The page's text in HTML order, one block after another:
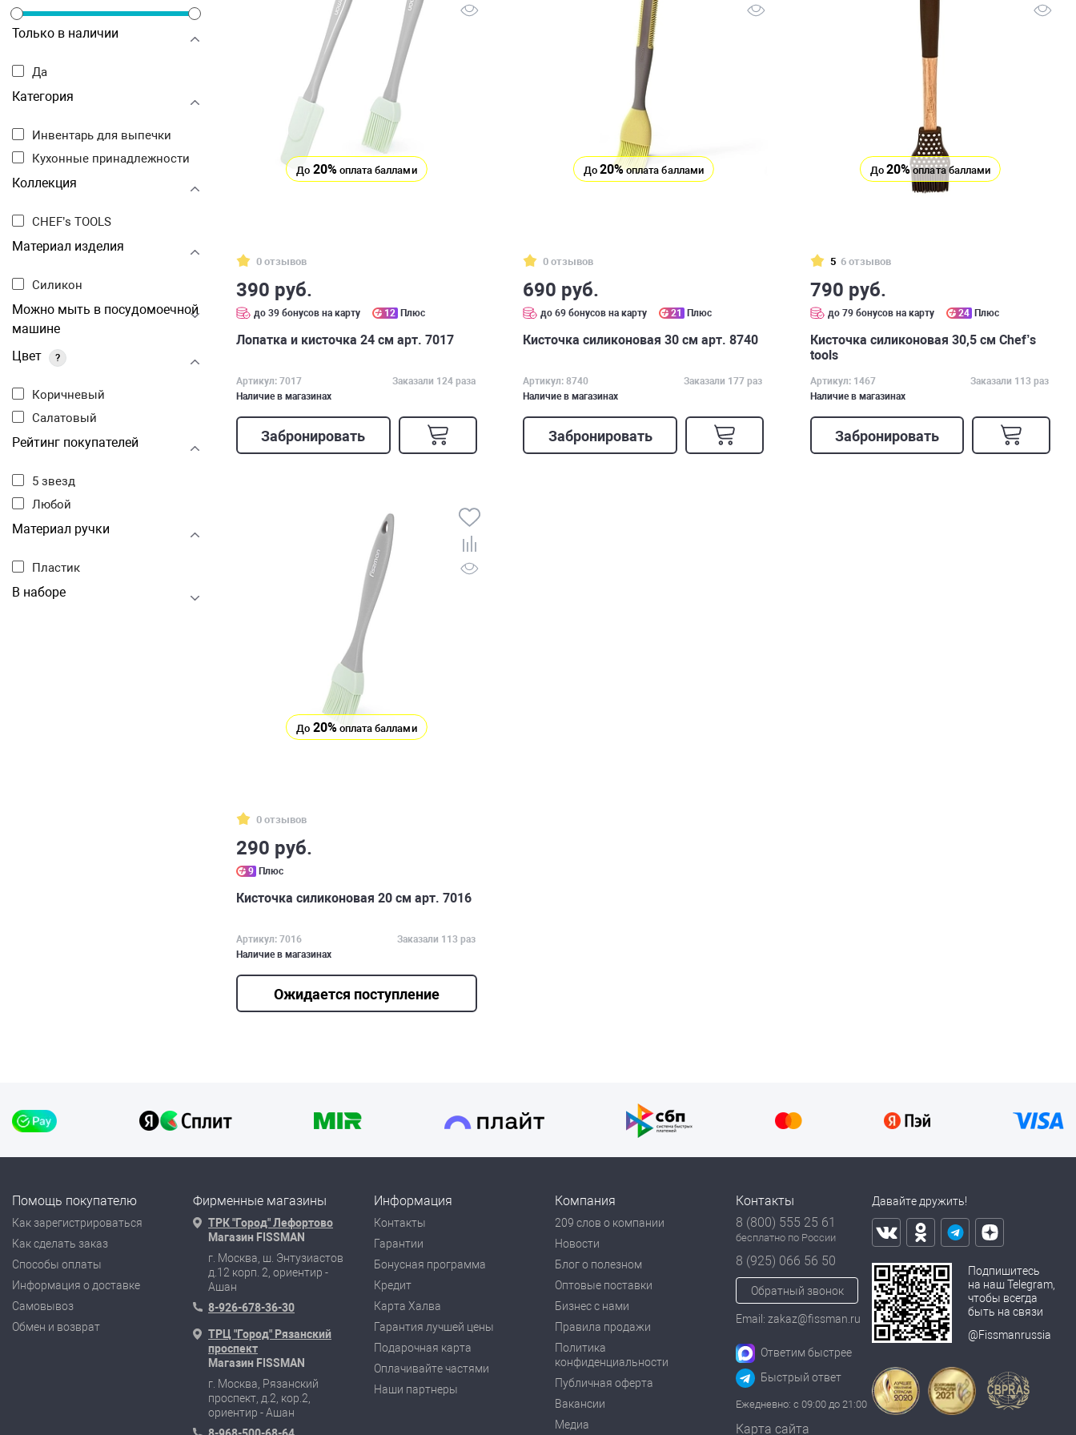
Только в наличии
Да
Категория
Инвентарь для выпечки
Кухонные принадлежности
Коллекция
CHEF’s TOOLS
Материал изделия
Силикон
Можно мыть в посудомоечной
машине
Цвет
?
Коричневый
Салатовый
Рейтинг покупателей
5 звезд
Любой
Материал ручки
Пластик
В наборе
До 20% оплата баллами
0 отзывов
390 руб.
до 39 бонусов на карту 12 Плюс
Лопатка и кисточка 24 см арт. 7017
Артикул: 7017
Заказали 124 раза
Наличие в магазинах
Забронировать
До 20%оплата баллами
0 отзывов
690 руб.
до 69 бонусов на карту 21 Плюс
Кисточка силиконовая 30 см арт. 8740
Артикул: 8740
Заказали 177 раз
Наличие в магазинах
Забронировать
До20%оплата баллами
5 6 отзывов
790 руб.
до 79 бонусов на карту 24 Плюс
Кисточка силиконовая 30,5 см Chef’s
tools
Артикул: 1467
Заказали 113 раз
Наличие в магазинах
Забронировать
До 20% оплата баллами
0 отзывов
290 руб.
9 Плюс
Кисточка силиконовая 20 см арт. 7016
Артикул: 7016
Заказали 113 раз
Наличие в магазинах
Ожидается поступление
Помощь покупателю
Как зарегистрироваться
Как сделать заказ
Способы оплаты
Информация о доставке
Самовывоз
Обмен и возврат
Фирменные магазины
ТРК "Город" Лефортово
Магазин FISSMAN
г. Москва, ш. Энтузиастов
д.12 корп. 2, ориентир -
Ашан
8-926-678-36-30
ТРЦ "Город" Рязанский
проспект
Магазин FISSMAN
г. Москва, Рязанский
проспект, д.2, кор.2,
ориентир - Ашан
Информация
Контакты
Гарантии
Бонусная программа
Кредит
Карта Халва
Гарантия лучшей цены
Подарочная карта
Оплачивайте частями
Наши партнеры
Компания
209 слов о компании
Новости
Блог о полезном
Оптовые поставки
Бизнес с нами
Правила продажи
Политика
конфиденциальности
Публичная оферта
Вакансии
Медиа
Контакты
8 (800) 555 25 61
бесплатно по России
8 (925) 066 56 50
Обратный звонок
Email: zakaz@fissman.ru
Ответим быстрее
Быстрый ответ
Ежедневно: с 09:00 до 21:00
Карта сайта
Давайте дружить!
Подпишитесь
на наш Telegram,
чтобы всегда
быть на связи
@Fissmanrussia